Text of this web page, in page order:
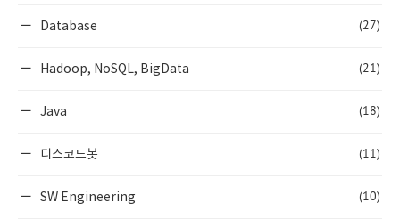
Database (27)
Hadoop, NoSQL, BigData (21)
Java (18)
디스코드봇 (11)
SW Engineering (10)